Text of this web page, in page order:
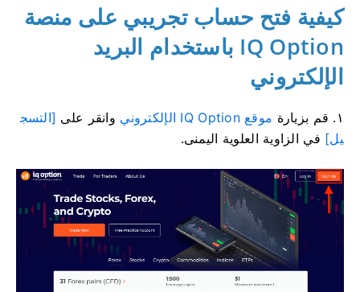
كيفية فتح حساب تجريبي على منصة
IQ Option باستخدام البريد
الإلكتروني
١. قم بزيارة موقع IQ Option الإلكتروني وانقر على [التسج
يل] في الزاوية العلوية اليمنى.